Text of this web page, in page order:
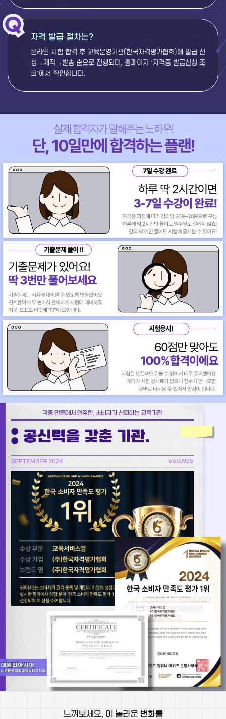
자격 발급 절차는?
온라인 시험 합격 후 교육운영기관(한국자격평가협회)에 발급 신
청→제작→발송 순으로 진행되며, 홈페이지 ‘자격증 발급신청 조
회’에서 확인합니다.